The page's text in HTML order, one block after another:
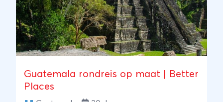
Guatemala rondreis op maat | Better
Places